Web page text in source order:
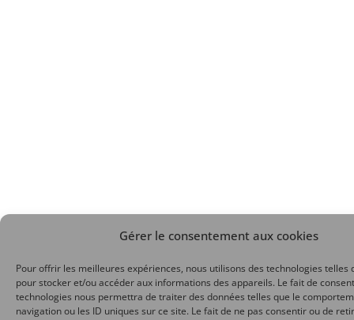
Gérer le consentement aux cookies
Pour offrir les meilleures expériences, nous utilisons des technologies telles
pour stocker et/ou accéder aux informations des appareils. Le fait de
technologies nous permettra de traiter des données telles que le
navigation ou les ID uniques sur ce site. Le fait de ne pas consentir ou de